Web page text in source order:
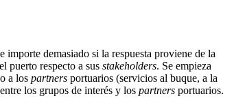
importe demasiado si la respuesta proviene de la
puerto respecto a sus stakeholders. Se empieza
a los partners portuarios (servicios al buque, a la
los grupos de interés y los partners portuarios.